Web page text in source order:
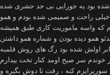
شده بود یه جورایی بی حد حشری شده
خیلی راحت و صمیمی شده بودم و همو
که واسه ماموریت کاری طبق همیشه
همو دیده بودن و شماره همو داشتن
اولش شده بود رگ های روش قلمبه
خوندم سر صبح اومد کنار تخت بیدارم
کنه ، رفت تا دوش بگیره و